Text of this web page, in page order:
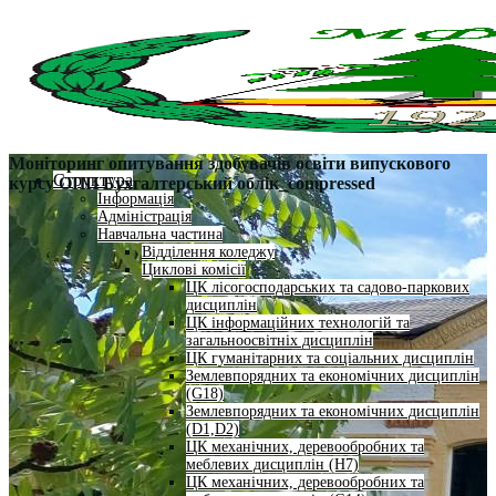
Структура
Інформація
Адміністрація
Навчальна частина
Відділення коледжу
Циклові комісії
ЦК лісогосподарських та садово-паркових
дисциплін
ЦК інформаційних технологій та
загальноосвітніх дисциплін
ЦК гуманітарних та соціальних дисциплін
Землевпорядних та економічних дисциплін
(G18)
Землевпорядних та економічних дисциплін
(D1,D2)
ЦК механічних, деревообробних та
меблевих дисциплін (H7)
ЦК механічних, деревообробних та
Моніторинг опитування здобувачів освіти випускового
курсу ОПП Бухгалтерський облік_compressed